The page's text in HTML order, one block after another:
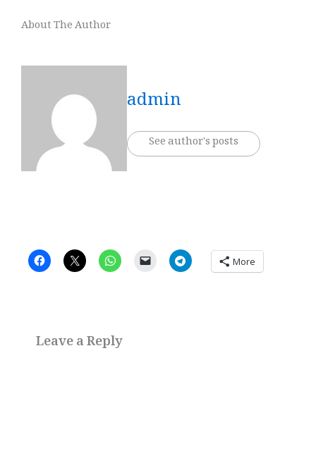
About The Author
admin
See author's posts
More
Leave a Reply